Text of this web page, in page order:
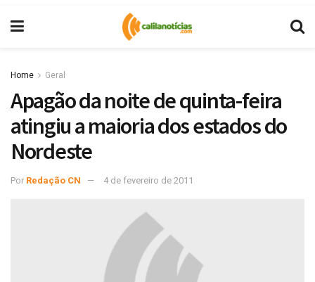
Home Geral
Apagão da noite de quinta-feira
atingiu a maioria dos estados do
Nordeste
Por Redação CN 4 de fevereiro de 2011